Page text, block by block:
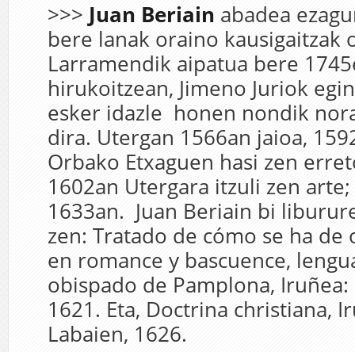
>>> Juan Beriain abadea
bere lanak oraino kausigaitzak
Larramendik aipatua bere
hirukoitzean, Jimeno Juriok
esker idazle honen nondik
dira. Utergan 1566an jaioa,
Orbako Etxaguen hasi zen
1602an Utergara itzuli zen
1633an. Juan Beriain bi
zen: Tratado de cómo se ha de
en romance y bascuence,
obispado de Pamplona, Iruñea:
1621. Eta, Doctrina christiana,
Labaien, 1626.